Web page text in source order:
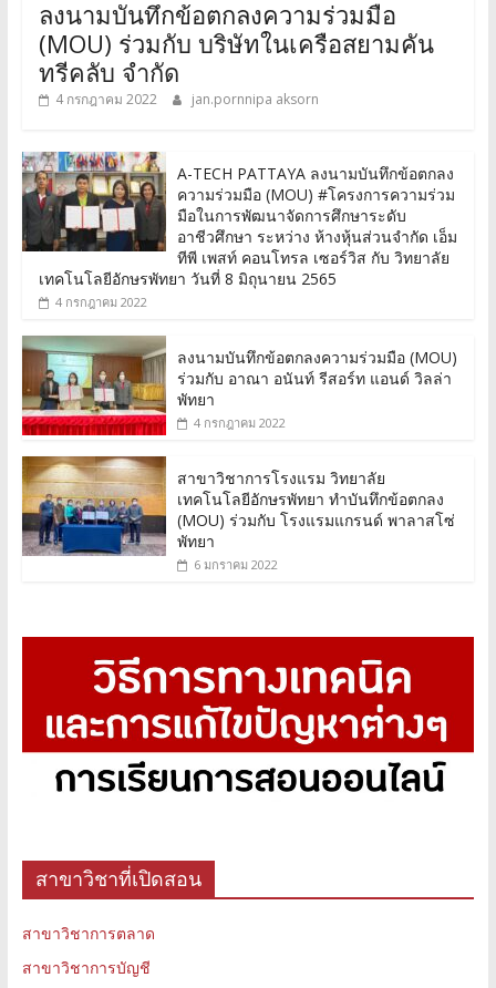
ลงนามบันทึกข้อตกลงความร่วมมือ
(MOU) ร่วมกับ บริษัทในเครือสยามคัน
ทรีคลับ จำกัด
4 กรกฎาคม 2022 jan.pornnipa aksorn
A-TECH PATTAYA ลงนามบันทึกข้อตกลง
ความร่วมมือ (MOU) #โครงการความร่วม
มือในการพัฒนาจัดการศึกษาระดับ
อาชีวศึกษา ระหว่าง ห้างหุ้นส่วนจำกัด เอ็ม
ทีพี เพสท์ คอนโทรล เซอร์วิส กับ วิทยาลัย
เทคโนโลยีอักษรพัทยา วันที่ 8 มิถุนายน 2565
4 กรกฎาคม 2022
ลงนามบันทึกข้อตกลงความร่วมมือ (MOU)
ร่วมกับ อาณา อนันท์ รีสอร์ท แอนด์ วิลล่า
พัทยา
4 กรกฎาคม 2022
สาขาวิชาการโรงแรม วิทยาลัย
เทคโนโลยีอักษรพัทยา ทำบันทึกข้อตกลง
(MOU) ร่วมกับ โรงแรมแกรนด์ พาลาสโซ่
พัทยา
6 มกราคม 2022
สาขาวิชาที่เปิดสอน
สาขาวิชาการตลาด
สาขาวิชาการบัญชี